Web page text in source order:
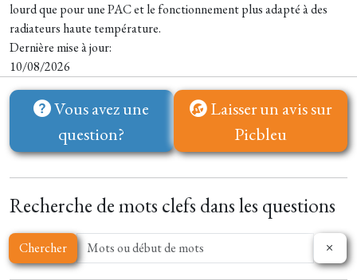
lourd que pour une PAC et le fonctionnement plus adapté à des
radiateurs haute température.
Dernière mise à jour:
10/08/2026
Vous avez une
question?
Laisser un avis sur
Picbleu
Recherche de mots clefs dans les questions
Chercher